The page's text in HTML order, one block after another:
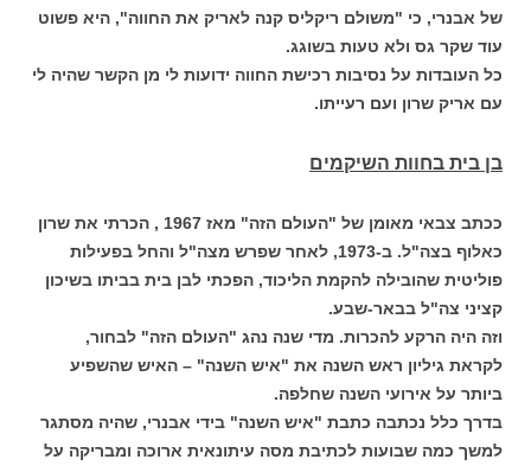
של אבנרי, כי "משולם ריקליס קנה לאריק את החווה", היא פשוט
עוד שקר גס ולא טעות בשוגג.
כל העובדות על נסיבות רכישת החווה ידועות לי מן הקשר שהיה לי
עם אריק שרון ועם רעייתו.
בן בית בחוות השיקמים
ככתב צבאי מאומן של "העולם הזה" מאז 1967 , הכרתי את שרון
כאלוף בצה"ל. ב-1973, לאחר שפרש מצה"ל והחל בפעילות
פוליטית שהובילה להקמת הליכוד, הפכתי לבן בית בביתו בשיכון
קציני צה"ל בבאר-שבע.
וזה היה הרקע להכרות. מדי שנה נהג "העולם הזה" לבחור,
לקראת גיליון ראש השנה את "איש השנה" – האיש שהשפיע
ביותר על אירועי השנה שחלפה.
בדרך כלל נכתבה כתבת "איש השנה" בידי אבנרי, שהיה מסתגר
למשך כמה שבועות לכתיבת מסה עיתונאית ארוכה ומבריקה על